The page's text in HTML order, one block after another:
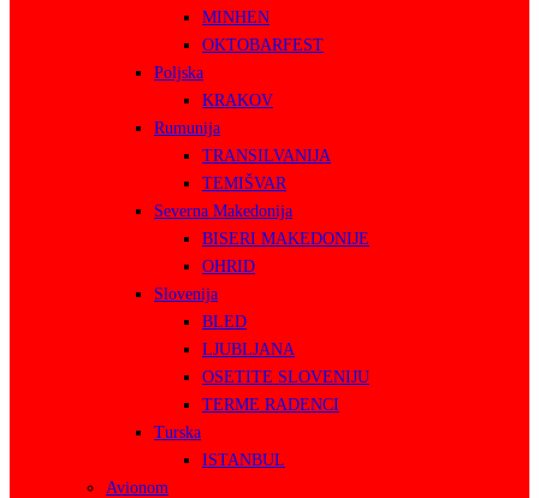
MINHEN
OKTOBARFEST
Poljska
KRAKOV
Rumunija
TRANSILVANIJA
TEMIŠVAR
Severna Makedonija
BISERI MAKEDONIJE
OHRID
Slovenija
BLED
LJUBLJANA
OSETITE SLOVENIJU
TERME RADENCI
Turska
ISTANBUL
Avionom